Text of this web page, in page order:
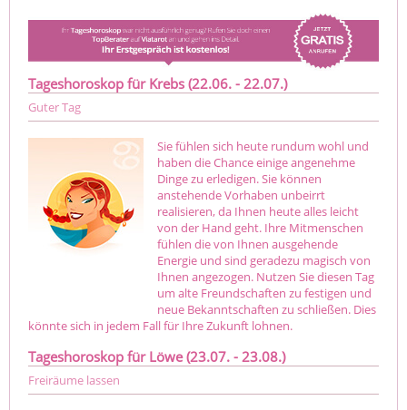
Tageshoroskop für Krebs (22.06. - 22.07.)
Guter Tag
Sie fühlen sich heute rundum wohl und
haben die Chance einige angenehme
Dinge zu erledigen. Sie können
anstehende Vorhaben unbeirrt
realisieren, da Ihnen heute alles leicht
von der Hand geht. Ihre Mitmenschen
fühlen die von Ihnen ausgehende
Energie und sind geradezu magisch von
Ihnen angezogen. Nutzen Sie diesen Tag
um alte Freundschaften zu festigen und
neue Bekanntschaften zu schließen. Dies
könnte sich in jedem Fall für Ihre Zukunft lohnen.
Tageshoroskop für Löwe (23.07. - 23.08.)
Freiräume lassen